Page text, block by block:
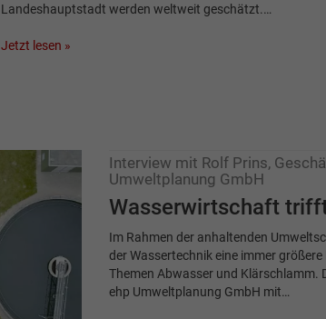
Landeshauptstadt werden weltweit geschätzt.…
Jetzt lesen »
Interview mit Rolf Prins,
Umweltplanung GmbH
Wasserwirtschaft
Im Rahmen der anhaltenden
der Wassertechnik eine immer
Themen Abwasser und Klärschlamm.
ehp Umweltplanung GmbH mit…